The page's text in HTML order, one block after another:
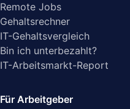
Remote Jobs
Gehaltsrechner
IT-Gehaltsvergleich
Bin ich unterbezahlt?
IT-Arbeitsmarkt-Report
Für Arbeitgeber